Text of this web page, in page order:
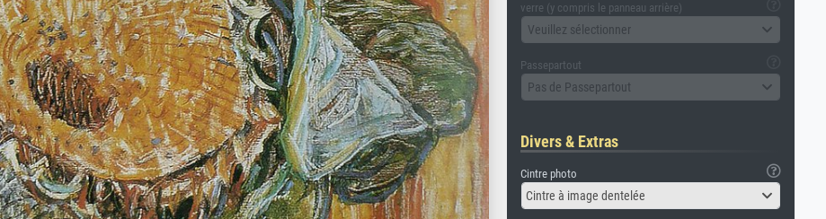
verre (y compris le panneau arrière)
Veuillez sélectionner
Passepartout
Pas de Passepartout
Divers & Extras
Cintre photo
Cintre à image dentelée